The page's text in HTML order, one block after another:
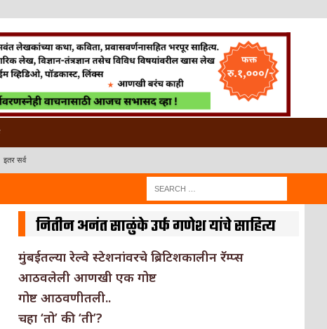
इतर सर्व
नितीन अनंत साळुंके उर्फ गणेश यांचे साहित्य
मुंबईतल्या रेल्वे स्टेशनांवरचे ब्रिटिशकालीन रॅम्प्स
आठवलेली आणखी एक गोष्ट
गोष्ट आठवणीतली..
चहा ‘तो’ की ‘ती’?